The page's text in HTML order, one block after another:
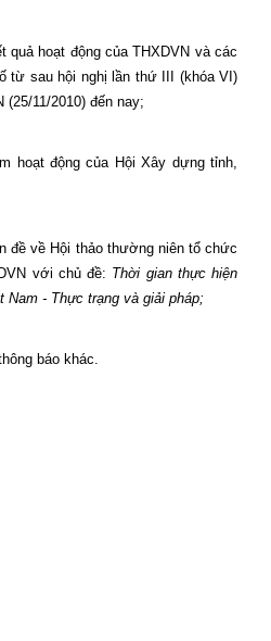
quả hoạt động của THXDVN và các
từ sau hội nghị lần thứ III (khóa VI)
(25/11/2010) đến nay;
hoạt động của Hội Xây dựng tỉnh,
đề về Hội thảo thường niên tổ chức
với chủ đề: Thời gian thực hiện
- Thực trạng và giải pháp;
báo khác.